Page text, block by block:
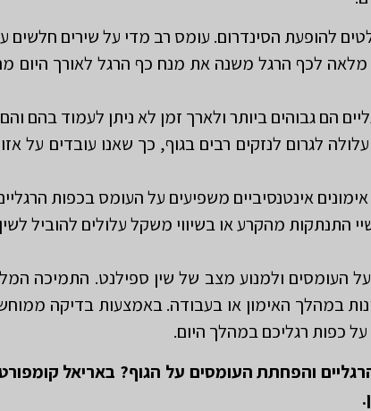
להופעת הסינדרום. עומס רב מדי על שירים חלשים
לכף הרגל משנה את מנח כף הרגל לאורך היום
הם גבוהים ביותר ולארך זמן לא ניתן לעמוד בהם
לגרום לנזקים רבים בגוף, כך שאנו עובדים על
אינטנסיביים משפיעים על העומס בכפות
התנתקות מהקרע או בשיווי משקל עלולים להוביל
העומסים ולמנוע מצב של שין ספילנט. התמיכה
במהלך האימון או בעבודה. באמצעות בדיקה
כפות רגליכם במהלך היום.
והפחתת העומסים על הגוף? באריאל